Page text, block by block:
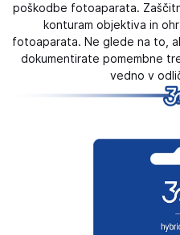
poškodbe fotoaparata.
konturam objektiva in
fotoaparata. Ne glede na to,
dokumentirate pomembne
vedno v